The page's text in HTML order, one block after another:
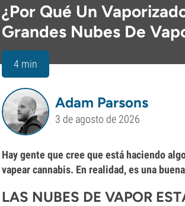
¿Por Qué Un
Grandes Nubes De
4 min
Adam Parsons
3 de agosto de 2026
Hay gente que cree que está haciendo
vapear cannabis. En realidad, es una
LAS NUBES DE VAPOR